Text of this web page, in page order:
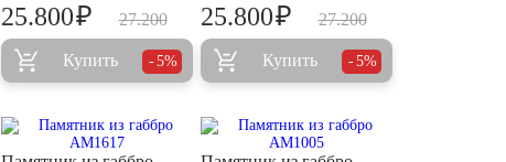
27.200
25.800₽
Купить 5%
27.200
25.800₽
Купить 5%